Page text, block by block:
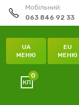
Мобільний:
063 846 92 33
UA
МЕНЮ
EU
МЕНЮ
0